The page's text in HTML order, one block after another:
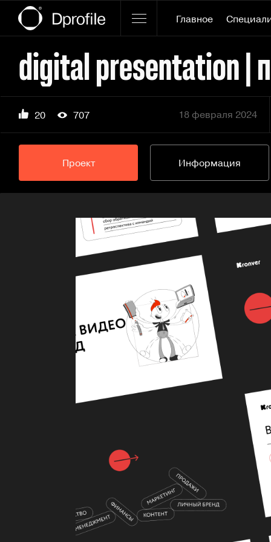
Главное
digital presentation |
20 707 18 февраля 2024
Проект Информация